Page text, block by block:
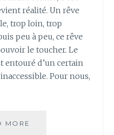
réalité. Un rêve
trop loin, trop
peu à peu, ce rêve
le toucher. Le
entouré d’un certain
Pour nous,
MORE